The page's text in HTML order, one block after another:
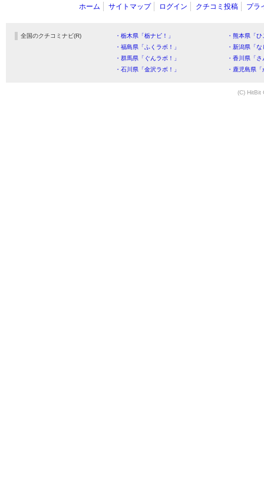
ホーム サイトマップ ログイン クチコミ投稿 プラ
全国のクチコミナビ(R) ・栃木県「栃ナビ！」
・熊本県「
・福島県「ふくラボ！」
・新潟県「
・群馬県「ぐんラボ！」
・香川県「
・石川県「金沢ラボ！」
・鹿児島県
(C) HitBit